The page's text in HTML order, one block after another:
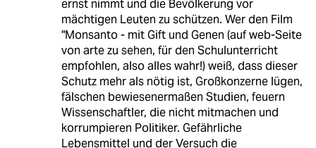
ernst nimmt und die Bevölkerung vor
mächtigen Leuten zu schützen. Wer den Film
"Monsanto - mit Gift und Genen (auf web-Seite
von arte zu sehen, für den Schulunterricht
empfohlen, also alles wahr!) weiß, dass dieser
Schutz mehr als nötig ist, Großkonzerne lügen,
fälschen bewiesenermaßen Studien, feuern
Wissenschaftler, die nicht mitmachen und
korrumpieren Politiker. Gefährliche
Lebensmittel und der Versuch die